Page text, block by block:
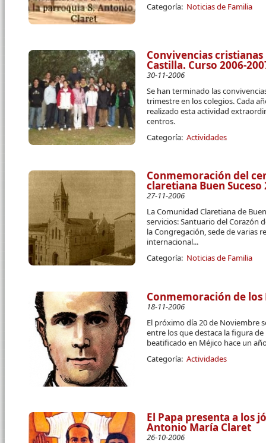
Categoría: Noticias de Familia
Convivencias cristianas
Castilla. Curso 2006-
30-11-2006
Se han terminado las
trimestre en los colegios. Cada
realizado esta actividad
centros.
Categoría: Actividades
Conmemoración del
claretiana Buen Suceso
27-11-2006
La Comunidad Claretiana de
servicios: Santuario del Corazón
la Congregación, sede de varias
internacional...
Categoría: Noticias de Familia
Conmemoración de los
18-11-2006
El próximo día 20 de Noviembre
entre los que destaca la figura
beatificado en Méjico hace un
Categoría: Actividades
El Papa presenta a los
Antonio María Claret
26-10-2006